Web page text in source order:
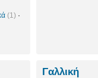
(1) ·
Γαλλική